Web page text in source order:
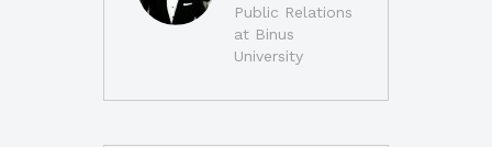
Public Relations
at Binus
University